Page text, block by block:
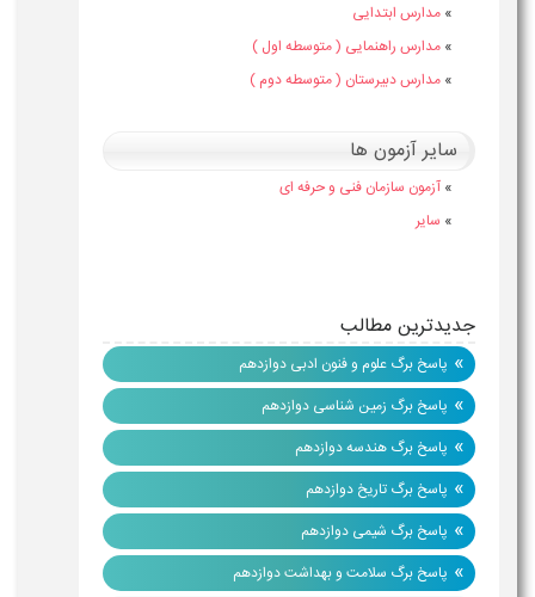
» مدارس ابتدایی
» مدارس راهنمایی ( متوسطه اول )
» مدارس دبیرستان ( متوسطه دوم )
سایر آزمون ها
» آزمون سازمان فنی و حرفه ای
» سایر
جدیدترین مطالب
» پاسخ برگ علوم و فنون ادبی دوازدهم
» پاسخ برگ زمین شناسی دوازدهم
» پاسخ برگ هندسه دوازدهم
» پاسخ برگ تاریخ دوازدهم
» پاسخ برگ شیمی دوازدهم
» پاسخ برگ سلامت و بهداشت دوازدهم